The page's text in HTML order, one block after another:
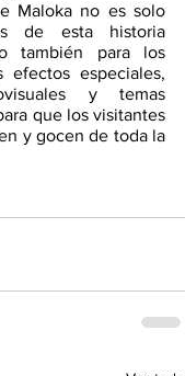
Maloka no es solo
de esta historia
también para los
efectos especiales,
y temas
que los visitantes
y gocen de toda la